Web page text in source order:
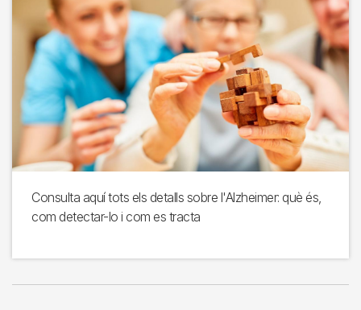
Consulta aquí tots els detalls sobre l'Alzheimer: què és,
com detectar-lo i com es tracta